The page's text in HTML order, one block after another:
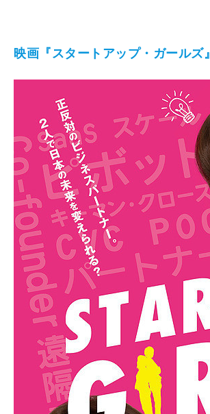
映画『スタートアップ・ガールズ』